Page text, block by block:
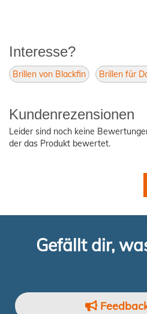
Interesse?
Brillen von Blackfin Brillen für
Kundenrezensionen
Leider sind noch keine
der das Produkt bewertet.
Gefällt dir,